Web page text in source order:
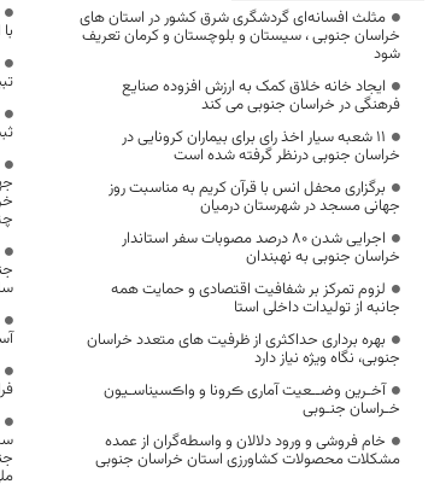
مثلث افسانه‌ای گردشگری شرق کشور در استان های
خراسان جنوبی ، سیستان و بلوچستان و کرمان تعریف
شود
ایجاد خانه خلاق کمک به ارزش افزوده صنایع
فرهنگی در خراسان جنوبی می کند
۱۱ شعبه سیار اخذ رای برای بیماران کرونایی در
خراسان جنوبی درنظر گرفته شده است
برگزاری محفل انس با قرآن کریم به مناسبت روز
جهانی مسجد در شهرستان درمیان
اجرایی شدن 80 درصد مصوبات سفر استاندار
خراسان جنوبی به نهبندان
لزوم تمرکز بر شفافیت اقتصادی و حمایت همه
جانبه از تولیدات داخلی استا
بهره برداری حداکثری از ظرفیت های متعدد خراسان
جنوبی، نگاه ویژه نیاز دارد
آخـرین وضــعیت آماری ڪرونا و واڪسیناسـیون
خـراسان جنـوبی
خام فروشی و ورود دلالان و واسطه‌گران از عمده
مشکلات محصولات کشاورزی استان خراسان جنوبی